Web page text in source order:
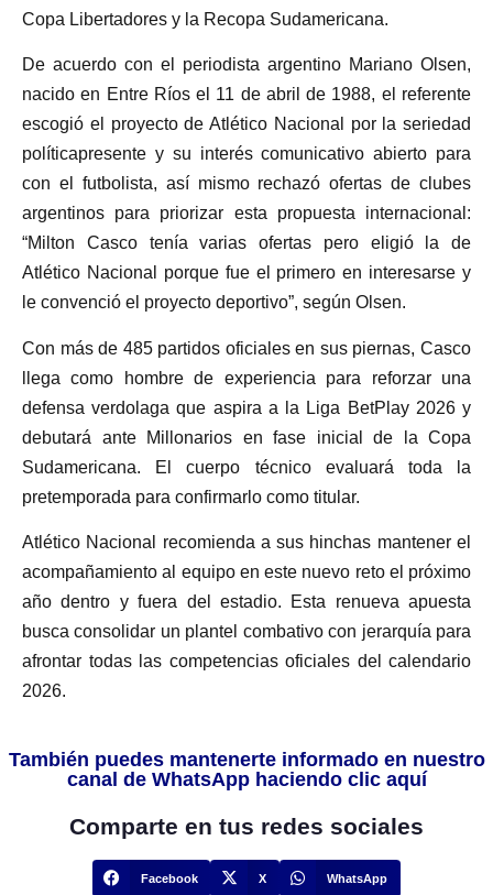
Copa Libertadores y la Recopa Sudamericana.
De acuerdo con el periodista argentino Mariano Olsen,
nacido en Entre Ríos el 11 de abril de 1988, el referente
escogió el proyecto de Atlético Nacional por la seriedad
políticapresente y su interés comunicativo abierto para
con el futbolista, así mismo rechazó ofertas de clubes
argentinos para priorizar esta propuesta internacional:
“Milton Casco tenía varias ofertas pero eligió la de
Atlético Nacional porque fue el primero en interesarse y
le convenció el proyecto deportivo”, según Olsen.
Con más de 485 partidos oficiales en sus piernas, Casco
llega como hombre de experiencia para reforzar una
defensa verdolaga que aspira a la Liga BetPlay 2026 y
debutará ante Millonarios en fase inicial de la Copa
Sudamericana. El cuerpo técnico evaluará toda la
pretemporada para confirmarlo como titular.
Atlético Nacional recomienda a sus hinchas mantener el
acompañamiento al equipo en este nuevo reto el próximo
año dentro y fuera del estadio. Esta renueva apuesta
busca consolidar un plantel combativo con jerarquía para
afrontar todas las competencias oficiales del calendario
2026.
También puedes mantenerte informado en nuestro
canal de WhatsApp haciendo clic aquí
Comparte en tus redes sociales
Facebook X WhatsApp